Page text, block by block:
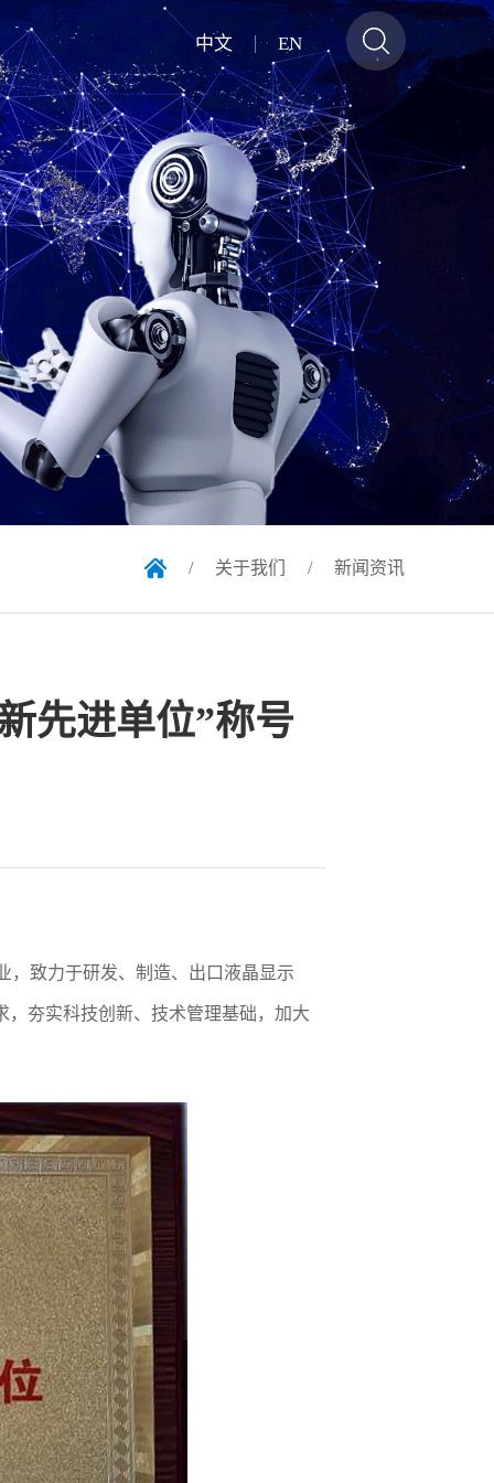
中文 EN
/ 关于我们 / 新闻资讯
先进单位”称号
，致力于研发、制造、出口液晶显示
夯实科技创新、技术管理基础，加大